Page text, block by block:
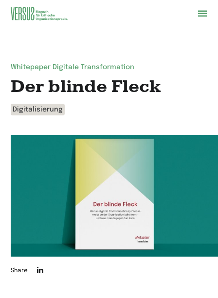
Zur
Whitepaper Digitale Transformation
Der blinde Fleck
Digitalisierung
Share